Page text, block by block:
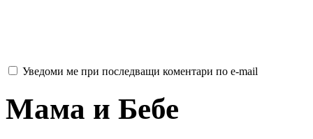
Уведоми ме при последващи коментари по e-mail
Мама и Бебе